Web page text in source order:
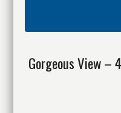
Gorgeous View –